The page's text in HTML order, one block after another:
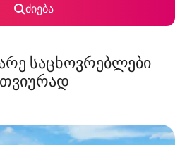
ძიება
საცხოვრებლები
თვიურად